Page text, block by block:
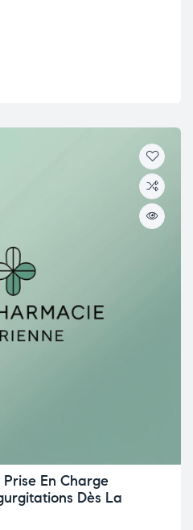
En Charge
Dès La